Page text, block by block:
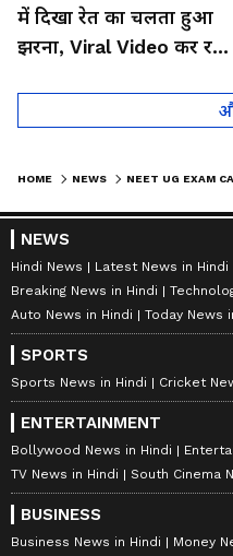
में दिखा रेत का चलता हुआ
झरना, Viral Video कर रहा
HOME NEWS
NEWS
Hindi News Latest News in Hindi
Breaking News in Hindi
Auto News in Hindi
Today News
SPORTS
Sports News in Hindi Cricket
ENTERTAINMENT
Bollywood News in Hindi
TV News in Hindi
South Cinema
BUSINESS
Business News in Hindi Money